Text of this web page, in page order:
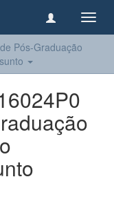
Pós-Graduação